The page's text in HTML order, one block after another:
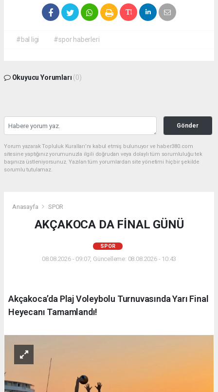
#bal ligi #spor haberleri
Okuyucu Yorumları (0)
Gönder
Yorum yazarak Topluluk Kuralları’nı kabul etmiş bulunuyor ve haber380.com
sitesine yaptığınız yorumunuzla ilgili doğrudan veya dolaylı tüm sorumluluğu tek
başınıza üstleniyorsunuz. Yazılan tüm yorumlardan site yönetimi hiçbir şekilde
sorumlu tutulamaz.
Anasayfa SPOR
AKÇAKOCA DA FİNAL GÜNÜ
SPOR
08.08.2026 - 09:07, Güncelleme: 08.08.2026 - 10:43
Akçakoca’da Plaj Voleybolu Turnuvasında Yarı Final
Heyecanı Tamamlandı!